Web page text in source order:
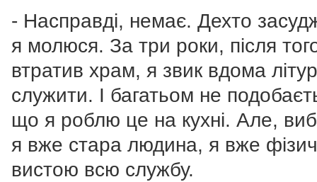
- Насправді, немає. Дехто
я молюся. За три роки, після
втратив храм, я звик вдома
служити. І багатьом не
що я роблю це на кухні. Але,
я вже стара людина, я вже
вистою всю службу.